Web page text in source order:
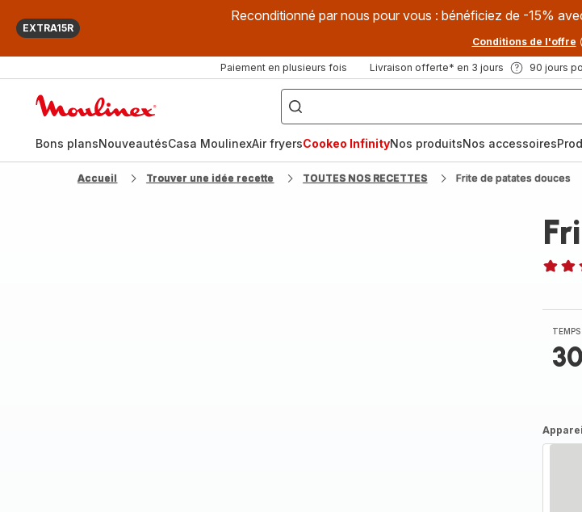
EXTRA15R
Reconditionné par nous pour vous : bénéficiez de -15%
Conditions de l'offre
Paiement en plusieurs fois Livraison offerte* en 3 jours 90 jours
["Que
recherchez-
vous
?",
fryer",
"Companion"]
Bons plansNouveautésCasa MoulinexAir fryersCookeo InfinityNos produitsNos accessoires
Accueil Trouver une idée recette TOUTES NOS RECETTES Frite de patates douces